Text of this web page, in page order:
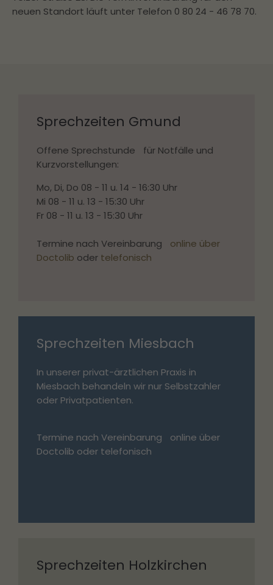
neuen Standort läuft unter Telefon 0 80 24 - 46 78 70.
Sprechzeiten Gmund
Offene Sprechstunde für Notfälle und
Kurzvorstellungen:
Mo, Di, Do 08 - 11 u. 14 - 16:30 Uhr
Mi 08 - 11 u. 13 - 15:30 Uhr
Fr 08 - 11 u. 13 - 15:30 Uhr
Termine nach Vereinbarung online über
Doctolib oder telefonisch
Sprechzeiten Miesbach
In unserer privat-ärztlichen Praxis in
Miesbach behandeln wir nur Selbstzahler
oder Privatpatienten.
Termine nach Vereinbarung online über
Doctolib oder telefonisch
Sprechzeiten Holzkirchen